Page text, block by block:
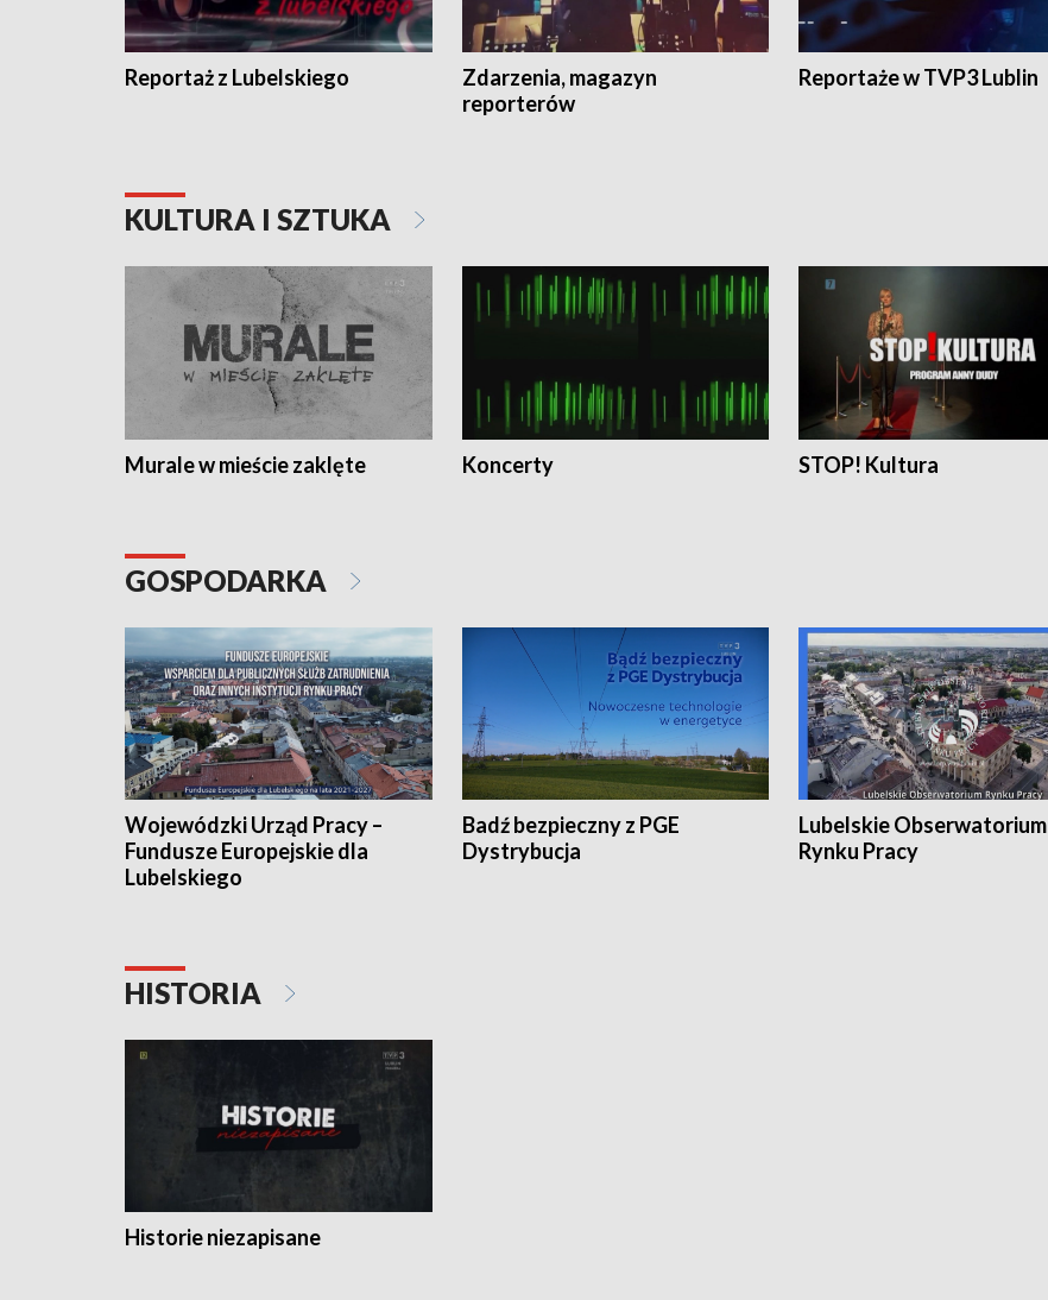
Reportaż z Lubelskiego
Zdarzenia, magazyn
reporterów
Reportaże w TVP3 Lublin
KULTURA I SZTUKA
Murale w mieście zaklęte Koncerty STOP! Kultura
GOSPODARKA
Wojewódzki Urząd Pracy –
Fundusze Europejskie dla
Lubelskiego
Badź bezpieczny z PGE
Dystrybucja
Lubelskie Obserwatorium
Rynku Pracy
HISTORIA
Historie niezapisane